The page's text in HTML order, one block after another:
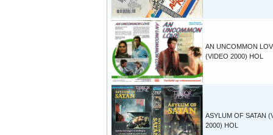
AN UNCOMMON
(VIDEO 2000) HOL
ASYLUM OF SATAN
2000) HOL